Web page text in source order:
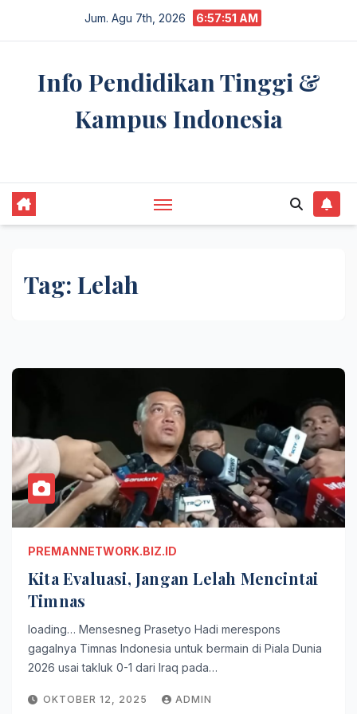
Jum. Agu 7th, 2026 6:57:51 AM
Info Pendidikan Tinggi &
Kampus Indonesia
Tag: Lelah
PREMANNETWORK.BIZ.ID
Kita Evaluasi, Jangan Lelah Mencintai
Timnas
loading… Mensesneg Prasetyo Hadi merespons
gagalnya Timnas Indonesia untuk bermain di Piala Dunia
2026 usai takluk 0-1 dari Iraq pada…
OKTOBER 12, 2025 ADMIN